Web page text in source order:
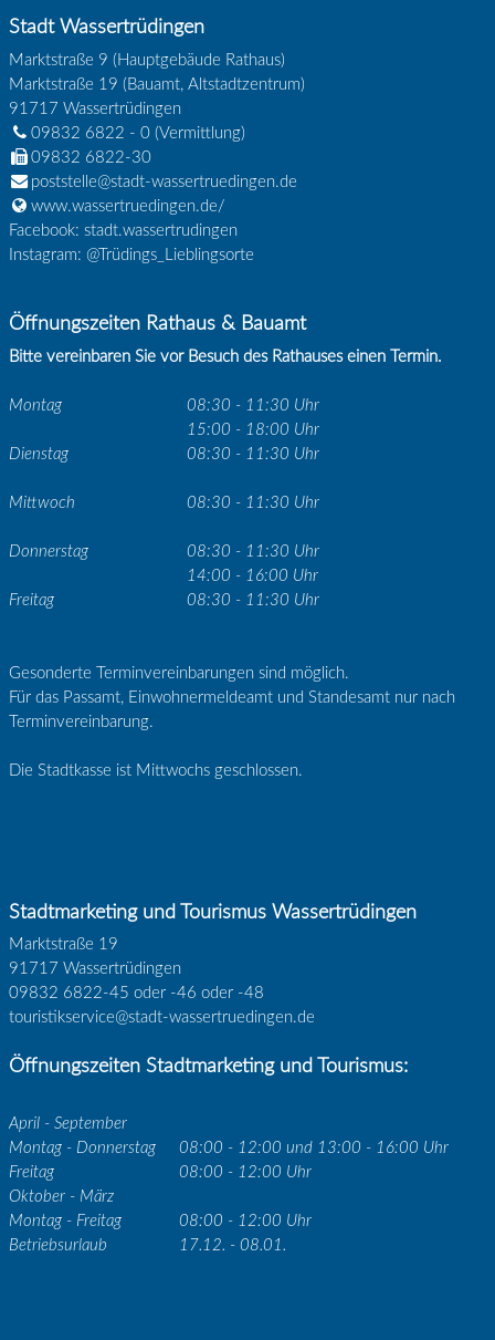
Stadt Wassertrüdingen
Marktstraße 9 (Hauptgebäude Rathaus)
Marktstraße 19 (Bauamt, Altstadtzentrum)
91717 Wassertrüdingen
09832 6822 - 0(Vermittlung)
09832 6822-30
poststelle@stadt-wassertruedingen.de
www.wassertruedingen.de/
Facebook: stadt.wassertrudingen
Instagram: @Trüdings_Lieblingsorte
Öffnungszeiten Rathaus & Bauamt
Bitte vereinbaren Sie vor Besuch des Rathauses einen Termin.
Montag
08:30 - 11:30 Uhr
15:00 - 18:00 Uhr
Dienstag
08:30 - 11:30 Uhr
Mittwoch 08:30 - 11:30 Uhr
Donnerstag
08:30 - 11:30 Uhr
14:00 - 16:00 Uhr
Freitag
08:30 - 11:30 Uhr
Gesonderte Terminvereinbarungen sind möglich.
Für das Passamt, Einwohnermeldeamt und Standesamt nur nach
Terminvereinbarung.
Die Stadtkasse ist Mittwochs geschlossen.
Stadtmarketing und Tourismus Wassertrüdingen
Marktstraße 19
91717 Wassertrüdingen
09832 6822-45 oder -46 oder -48
touristikservice@stadt-wassertruedingen.de
Öffnungszeiten Stadtmarketing und Tourismus:
April - September
Montag - Donnerstag
08:00 - 12:00 und 13:00 - 16:00 Uhr
Freitag
08:00 - 12:00 Uhr
Oktober - März
Montag - Freitag
08:00 - 12:00 Uhr
Betriebsurlaub
17.12. - 08.01.